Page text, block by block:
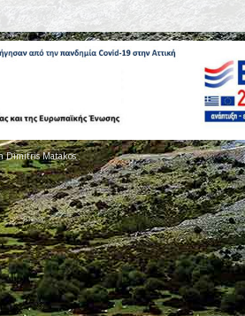
Dimitris Matakos